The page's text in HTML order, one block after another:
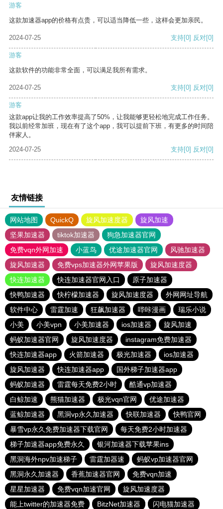
游客
这款加速器app的价格有点贵，可以适当降低一些，这样会更加亲民。
2024-07-25 支持[0] 反对[0]
游客
这款软件的功能非常全面，可以满足我所有需求。
2024-07-25 支持[0] 反对[0]
游客
这款app让我的工作效率提高了50%，让我能够更轻松地完成工作任务。
我以前经常加班，现在有了这个app，我可以提前下班，有更多的时间陪
伴家人。
2024-07-25
支持[0] 反对[0]
友情链接
网站地图 QuickQ 旋风加速度器
旋风加速
坚果加速器
tiktok加速器
狗急加速器官网
免费vqn外网加速
小蓝鸟 优途加速器官网
风驰加速器
旋风加速器
免费vps加速器外网苹果版
旋风加速度器
快连加速器
快连加速器官网入口
原子加速器
快鸭加速器
快柠檬加速器 旋风加速度器
外网网址导航
软件中心
雷霆加速 狂飙加速器 哔咔漫画
瑞乐小说
小美
小美vpn 小美加速器 ios加速器
旋风加速
蚂蚁加速器官网
旋风加速度器
instagram免费加速器
快连加速器app
火箭加速器 极光加速器
ios加速器
旋风加速器
快连加速器app
国外梯子加速器app
蚂蚁加速器
雷霆每天免费2小时
酷通vp加速器
白鲸加速
熊猫加速器 极光vqn官网
优途加速器
蓝鲸加速器
黑洞vp永久加速器 快联加速器
快鸭官网
暴雪vp永久免费加速器下载官网
每天免费2小时加速器
梯子加速器app免费永久
银河加速器下载苹果ins
黑洞海外npv加速梯子
雷霆加器速
蚂蚁vp加速器官网
黑洞永久加速器
香蕉加速器官网
免费vqn加速
星星加速器
免费vqn加速官网
旋风加速度器
能上twitter的加速器免费
BitzNet加速器 闪电猫加速器